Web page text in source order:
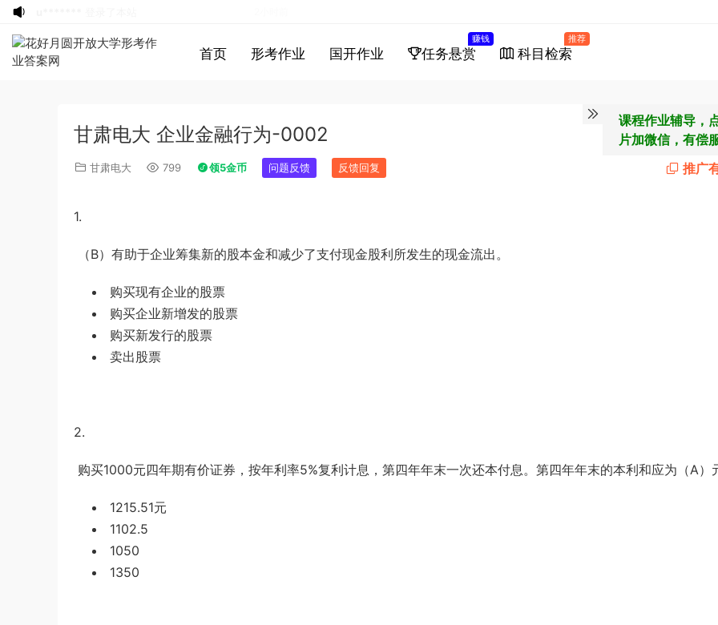
首页 形考作业 国开作业 任务悬赏
赚钱
科目检索
推荐
甘肃电大 企业金融行为-0002
甘肃电大 799 领5金币 问题反馈 反馈回复 推广
1.
（B）有助于企业筹集新的股本金和减少了支付现金股利所发生的现金流出。
购买现有企业的股票
购买企业新增发的股票
购买新发行的股票
卖出股票
2.
购买1000元四年期有价证券，按年利率5%复利计息，第四年年末一次还本付息。第四年年末的本利和应为（A）
1215.51元
1102.5
1050
1350
课程作业辅导，
片加微信，有偿
u*******登录了本站
u******* 2小时前
联考《行测》真题答案及解析（河南卷）
下载了资源2016年重庆市公务员考
4小时前
4小时前
4小时前
《行测》卷参考答案及解析
下载了资源2019年420联考《申
10小时前
下载了资源 2016年重庆市公务员考
试《行测》真题（下半年卷）答案及解析
2004年广东公务员考试
《行测》真题(下半年）答案及解析
签到打卡，获得1元奖励